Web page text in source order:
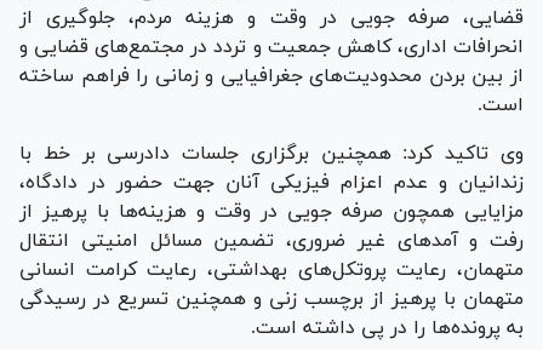
قضایی، صرفه جویی در وقت و هزینه مردم، جلوگیری از
انحرافات اداری، کاهش جمعیت و تردد در مجتمع‌های قضایی و
از بین بردن محدودیت‌های جغرافیایی و زمانی را فراهم ساخته
است.
وی تاکید کرد: همچنین برگزاری جلسات دادرسی بر خط با
زندانیان و عدم اعزام فیزیکی آنان جهت حضور در دادگاه،
مزایایی همچون صرفه جویی در وقت و هزینه‌ها با پرهیز از
رفت و آمد‌های غیر ضروری، تضمین مسائل امنیتی انتقال
متهمان، رعایت پروتکل‌های بهداشتی، رعایت کرامت انسانی
متهمان با پرهیز از برچسب زنی و همچنین تسریع در رسیدگی
به پرونده‌ها را در پی داشته است.